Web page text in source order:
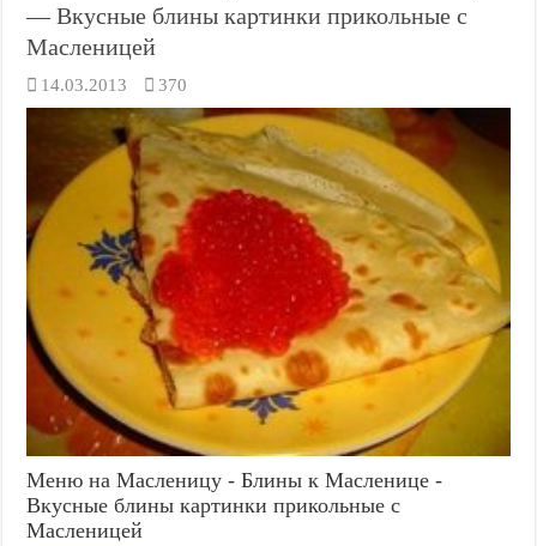
— Вкусные блины картинки прикольные с
Масленицей
14.03.2013 370
Меню на Масленицу - Блины к Масленице -
Вкусные блины картинки прикольные с
Масленицей